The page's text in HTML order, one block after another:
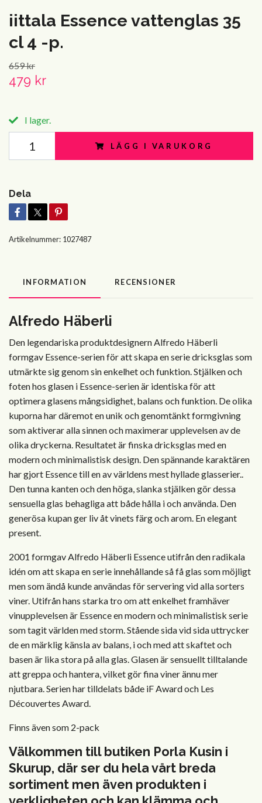
iittala Essence vattenglas 35
cl 4 -p.
659 kr
479 kr
I lager.
LÄGG I VARUKORG
Dela
Artikelnummer: 1027487
INFORMATION RECENSIONER
Alfredo Häberli
Den legendariska produktdesignern Alfredo Häberli
formgav Essence-serien för att skapa en serie dricksglas som
utmärkte sig genom sin enkelhet och funktion. Stjälken och
foten hos glasen i Essence-serien är identiska för att
optimera glasens mångsidighet, balans och funktion. De olika
kuporna har däremot en unik och genomtänkt formgivning
som aktiverar alla sinnen och maximerar upplevelsen av de
olika dryckerna. Resultatet är finska dricksglas med en
modern och minimalistisk design. Den spännande karaktären
har gjort Essence till en av världens mest hyllade glasserier..
Den tunna kanten och den höga, slanka stjälken gör dessa
sensuella glas behagliga att både hålla i och använda. Den
generösa kupan ger liv åt vinets färg och arom. En elegant
present.
2001 formgav Alfredo Häberli Essence utifrån den radikala
idén om att skapa en serie innehållande så få glas som möjligt
men som ändå kunde användas för servering vid alla sorters
viner. Utifrån hans starka tro om att enkelhet framhäver
vinupplevelsen är Essence en modern och minimalistisk serie
som tagit världen med storm. Stående sida vid sida uttrycker
de en märklig känsla av balans, i och med att skaftet och
basen är lika stora på alla glas. Glasen är sensuellt tilltalande
att greppa och hantera, vilket gör fina viner ännu mer
njutbara. Serien har tilldelats både iF Award och Les
Découvertes Award.
Finns även som 2-pack
Välkommen till butiken Porla Kusin i
Skurup, där ser du hela vårt breda
sortiment men även produkten i